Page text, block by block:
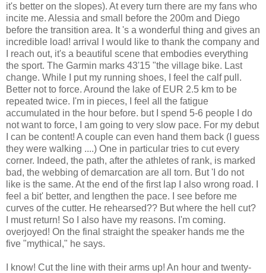
it's better on the slopes). At every turn there are my fans who
incite me. Alessia and small before the 200m and Diego
before the transition area. It 's a wonderful thing and gives an
incredible load! arrival I would like to thank the company and
I reach out, it's a beautiful scene that embodies everything
the sport. The Garmin marks 43'15 "the village bike. Last
change. While I put my running shoes, I feel the calf pull.
Better not to force. Around the lake of EUR 2.5 km to be
repeated twice. I'm in pieces, I feel all the fatigue
accumulated in the hour before. but I spend 5-6 people I do
not want to force, I am going to very slow pace. For my debut
I can be content! A couple can even hand them back (I guess
they were walking ....) One in particular tries to cut every
corner. Indeed, the path, after the athletes of rank, is marked
bad, the webbing of demarcation are all torn. But 'I do not
like is the same. At the end of the first lap I also wrong road. I
feel a bit' better, and lengthen the pace. I see before me
curves of the cutter. He rehearsed?? But where the hell cut?
I must return! So I also have my reasons. I'm coming.
overjoyed! On the final straight the speaker hands me the
five "mythical," he says.
I know! Cut the line with their arms up! An hour and twenty-